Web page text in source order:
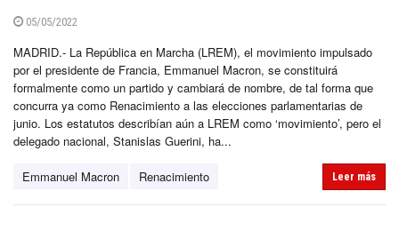
05/05/2022
MADRID.- La República en Marcha (LREM), el movimiento impulsado
por el presidente de Francia, Emmanuel Macron, se constituirá
formalmente como un partido y cambiará de nombre, de tal forma que
concurra ya como Renacimiento a las elecciones parlamentarias de
junio. Los estatutos describían aún a LREM como ‘movimiento’, pero el
delegado nacional, Stanislas Guerini, ha...
Emmanuel Macron Renacimiento Leer más